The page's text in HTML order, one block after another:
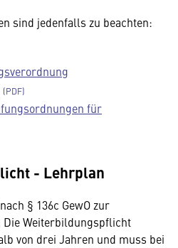
sind jedenfalls zu beachten:
für
- Lehrplan
§ 136c GewO zur
Weiterbildungspflicht
von drei Jahren und muss bei